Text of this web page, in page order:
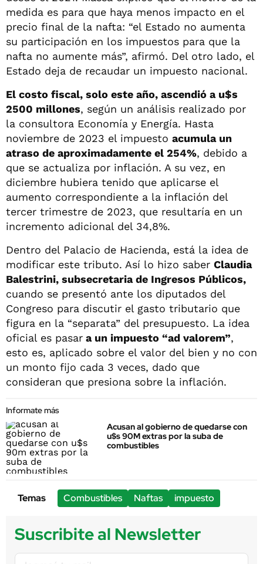
medida es para que haya menos impacto en el
precio final de la nafta: “el Estado no aumenta
su participación en los impuestos para que la
nafta no aumente más”, afirmó. Del otro lado, el
Estado deja de recaudar un impuesto nacional.
El costo fiscal, solo este año, ascendió a u$s
2500 millones, según un análisis realizado por
la consultora Economía y Energía. Hasta
noviembre de 2023 el impuesto acumula un
atraso de aproximadamente el 254%, debido a
que se actualiza por inflación. A su vez, en
diciembre hubiera tenido que aplicarse el
aumento correspondiente a la inflación del
tercer trimestre de 2023, que resultaría en un
incremento adicional del 34,8%.
Dentro del Palacio de Hacienda, está la idea de
modificar este tributo. Así lo hizo saber Claudia
Balestrini, subsecretaria de Ingresos Públicos,
cuando se presentó ante los diputados del
Congreso para discutir el gasto tributario que
figura en la “separata” del presupuesto. La idea
oficial es pasar a un impuesto “ad valorem”,
esto es, aplicado sobre el valor del bien y no con
un monto fijo cada 3 veces, dado que
consideran que presiona sobre la inflación.
Informate más
Acusan al gobierno de quedarse con
u$s 90M extras por la suba de
combustibles
Temas Combustibles Naftas impuesto
Suscribite al Newsletter